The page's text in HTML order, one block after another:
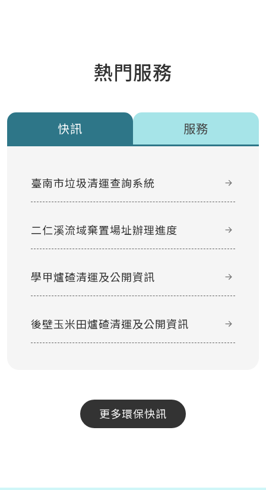
熱門服務
快訊 服務
臺南市垃圾清運查詢系統
二仁溪流域棄置場址辦理進度
學甲爐碴清運及公開資訊
後壁玉米田爐碴清運及公開資訊
更多環保快訊